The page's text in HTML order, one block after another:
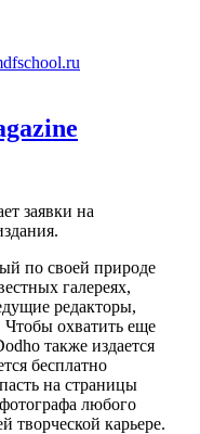
заявки на
по своей природе
галереях,
редакторы,
охватить еще
также издается
бесплатно
на страницы
любого
творческой карьере.